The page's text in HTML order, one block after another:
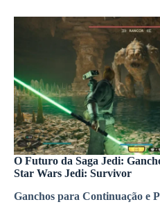
O Futuro da Saga Jedi:
Star Wars Jedi: Survivor
Ganchos para Continuação e